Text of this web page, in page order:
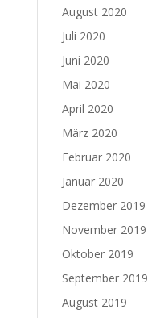
August 2020
Juli 2020
Juni 2020
Mai 2020
April 2020
März 2020
Februar 2020
Januar 2020
Dezember 2019
November 2019
Oktober 2019
September 2019
August 2019